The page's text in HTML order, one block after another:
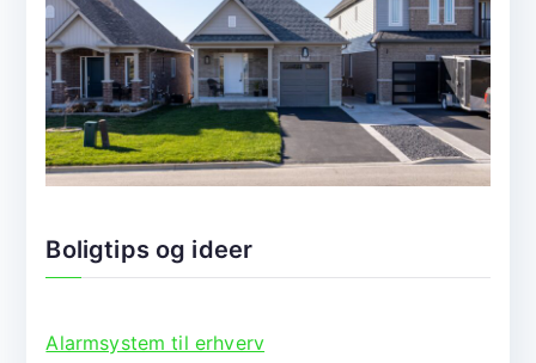
Boligtips og ideer
Alarmsystem til erhverv